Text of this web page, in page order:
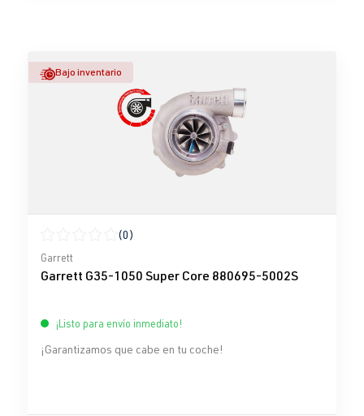
Bajo inventario
Calificación promedio de 0 de 5 estrellas
(0)
Garrett
Garrett G35-1050 Super Core 880695-5002S
¡Listo para envío inmediato!
¡Garantizamos que cabe en tu coche!